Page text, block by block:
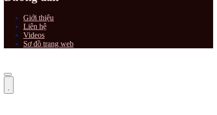
Giới thiệu
Liên hệ
Videos
Sơ đồ trang web